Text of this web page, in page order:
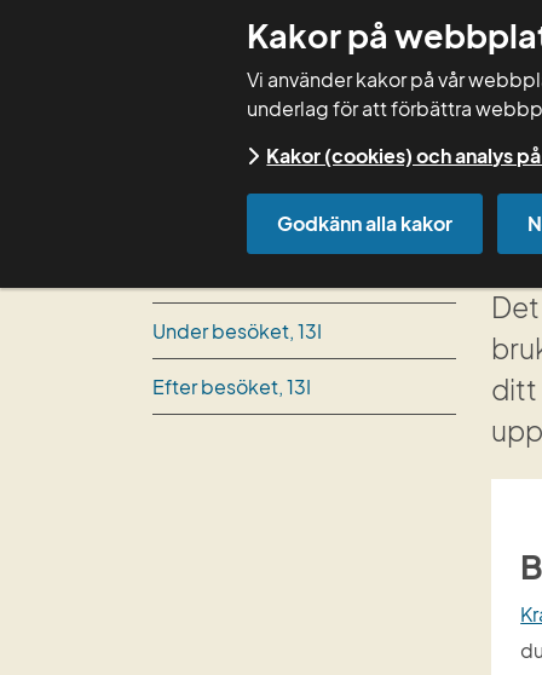
Kakor på
Vi använder kakor på vår
underlag för att förbättra
Kakor (cookies) och analys
Godkänn alla kakor
Under besöket, 13I
Efter besöket, 13I
ditt